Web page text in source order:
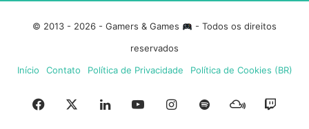
© 2013 - 2026 - Gamers & Games
- Todos os direitos
reservados
Início
Contato Política de Privacidade Política de Cookies (BR)
Facebook LinkedinYouTubeInstagram
SpotifyMixcloud